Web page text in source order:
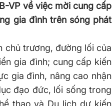
VP về việc mời cung cấp
gia đình trên sóng phát
chủ trương, đường lối của
gia đình; cung cấp kiến
gia đình, nâng cao nhận
đạo đức, lối sống trong
thao và Du lịch dự kiến